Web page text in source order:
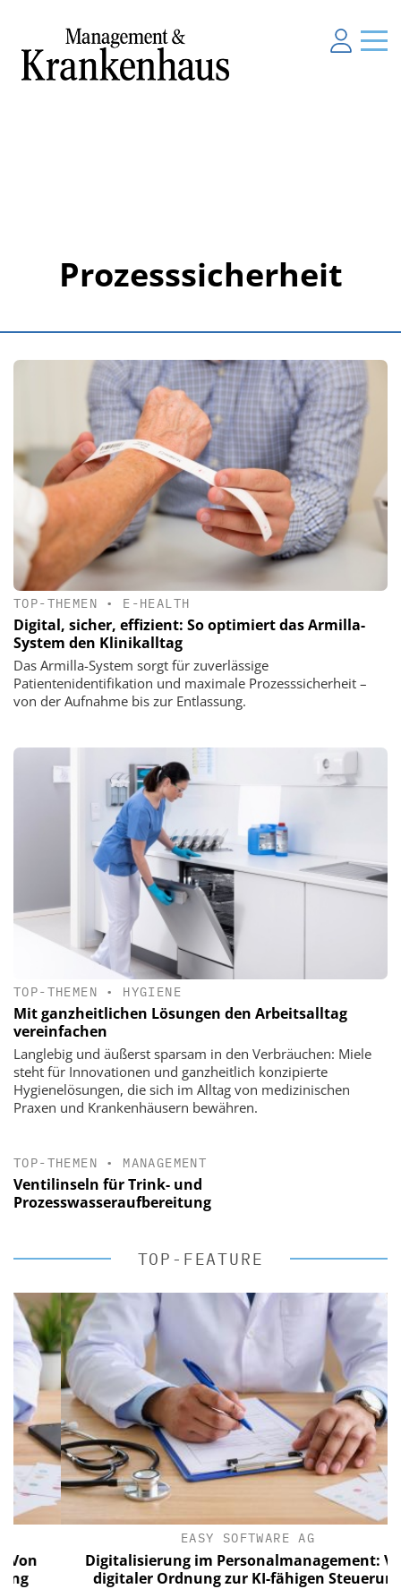
Prozesssicherheit
TOP-THEMEN • E-HEALTH
Digital, sicher, effizient: So optimiert das Armilla-
System den Klinikalltag
Das Armilla-System sorgt für zuverlässige
Patientenidentifikation und maximale Prozesssicherheit –
von der Aufnahme bis zur Entlassung.
TOP-THEMEN • HYGIENE
Mit ganzheitlichen Lösungen den Arbeitsalltag
vereinfachen
Langlebig und äußerst sparsam in den Verbräuchen: Miele
steht für Innovationen und ganzheitlich konzipierte
Hygienelösungen, die sich im Alltag von medizinischen
Praxen und Krankenhäusern bewähren.
TOP-THEMEN • MANAGEMENT
Ventilinseln für Trink- und
Prozesswasseraufbereitung
TOP-FEATURE
EASY SOFTWARE AG
Digitalisierung im Personalmanagement: Von
digitaler Ordnung zur KI-fähigen Steuerung